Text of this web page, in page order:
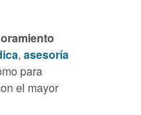
, asesoría
para
el mayor